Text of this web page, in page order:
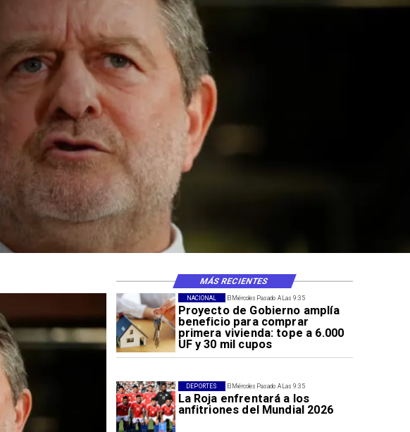
El Miércoles Pasado A Las 9:35
Proyecto de Gobierno amplía
beneficio para comprar
primera vivienda: tope a 6.000
UF y 30 mil cupos
NACIONAL
El Miércoles Pasado A Las 9:35
La Roja enfrentará a los
anfitriones del Mundial 2026
DEPORTES
MÁS RECIENTES